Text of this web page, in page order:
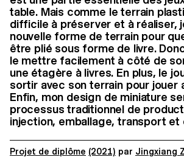
table. Mais comme le terrain
difficile à préserver et à réaliser,
nouvelle forme de terrain pour
être plié sous forme de livre.
le mettre facilement à côté de
une étagère à livres. En plus, le
sortir avec son terrain pour jouer
Enfin, mon design de miniature
processus traditionnel de
injection, emballage, transport et
Projet de diplôme (2021) par Jingxiang